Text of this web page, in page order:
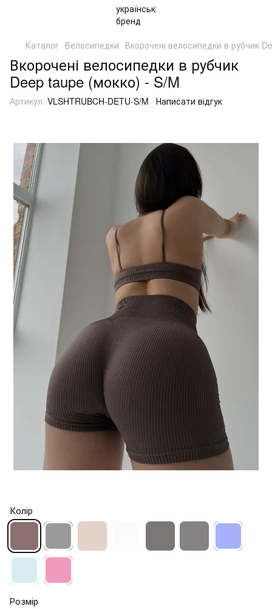
Каталог Велосипедки Вкорочені велосипедки в рубчик
Вкорочені велосипедки в рубчик
Deep taupe (мокко) - S/M
Артикул: VLSHTRUBCH-DETU-S/M Написати відгук
Колір
Розмір